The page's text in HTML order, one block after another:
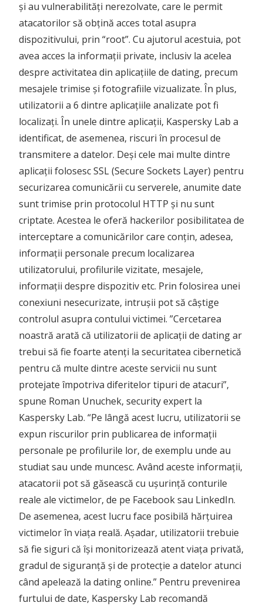
și au vulnerabilități nerezolvate, care le permit
atacatorilor să obțină acces total asupra
dispozitivului, prin “root”. Cu ajutorul acestuia, pot
avea acces la informații private, inclusiv la acelea
despre activitatea din aplicațiile de dating, precum
mesajele trimise și fotografiile vizualizate. În plus,
utilizatorii a 6 dintre aplicațiile analizate pot fi
localizați. În unele dintre aplicații, Kaspersky Lab a
identificat, de asemenea, riscuri în procesul de
transmitere a datelor. Deși cele mai multe dintre
aplicații folosesc SSL (Secure Sockets Layer) pentru
securizarea comunicării cu serverele, anumite date
sunt trimise prin protocolul HTTP și nu sunt
criptate. Acestea le oferă hackerilor posibilitatea de
interceptare a comunicărilor care conțin, adesea,
informații personale precum localizarea
utilizatorului, profilurile vizitate, mesajele,
informații despre dispozitiv etc. Prin folosirea unei
conexiuni nesecurizate, intrușii pot să câștige
controlul asupra contului victimei. ”Cercetarea
noastră arată că utilizatorii de aplicații de dating ar
trebui să fie foarte atenți la securitatea cibernetică
pentru că multe dintre aceste servicii nu sunt
protejate împotriva diferitelor tipuri de atacuri”,
spune Roman Unuchek, security expert la
Kaspersky Lab. “Pe lângă acest lucru, utilizatorii se
expun riscurilor prin publicarea de informații
personale pe profilurile lor, de exemplu unde au
studiat sau unde muncesc. Având aceste informații,
atacatorii pot să găsească cu ușurință conturile
reale ale victimelor, de pe Facebook sau LinkedIn.
De asemenea, acest lucru face posibilă hărțuirea
victimelor în viața reală. Așadar, utilizatorii trebuie
să fie siguri că își monitorizează atent viața privată,
gradul de siguranță și de protecție a datelor atunci
când apelează la dating online.” Pentru prevenirea
furtului de date, Kaspersky Lab recomandă